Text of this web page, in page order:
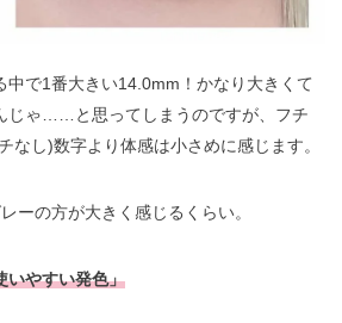
中で1番大きい14.0mm！かなり大きくて
じゃ……と思ってしまうのですが、フチ
なし)数字より体感は小さめに感じます。
ーの方が大きく感じるくらい。
いやすい発色」